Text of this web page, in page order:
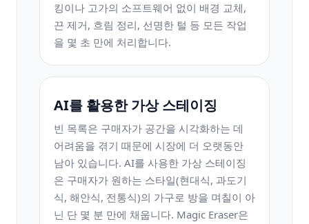
킹이나 고가의 소프트웨어 없이 배경 교체,
끈 제거, 흐림 정리, 선명한 털 등 모든 작업
을 몇 초 만에 처리합니다.
AI를 활용한 가상 스테이징
빈 목록은 구매자가 공간을 시각화하는 데
어려움을 겪기 때문에 시장에 더 오랫동안
남아 있습니다. AI를 사용한 가상 스테이징
은 구매자가 원하는 스타일(현대식, 과도기
식, 해안식, 전통식)의 가구로 방을 며칠이 아
닌 단 몇 분 만에 채웁니다. Magic Eraser은